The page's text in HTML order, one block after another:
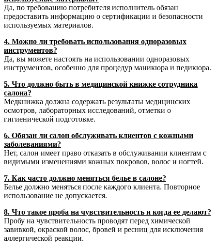
Да, по требованию потребителя исполнитель обязан
предоставить информацию о сертификации и безопасности
используемых материалов.
4. Можно ли требовать использования одноразовых
инструментов?
Да, вы можете настоять на использовании одноразовых
инструментов, особенно для процедур маникюра и педикюра.
5. Что должно быть в медицинской книжке сотрудника
салона?
Медкнижка должна содержать результаты медицинских
осмотров, лабораторных исследований, отметки о
гигиенической подготовке.
6. Обязан ли салон обслуживать клиентов с кожными
заболеваниями?
Нет, салон имеет право отказать в обслуживании клиентам с
видимыми изменениями кожных покровов, волос и ногтей.
7. Как часто должно меняться белье в салоне?
Белье должно меняться после каждого клиента. Повторное
использование не допускается.
8. Что такое проба на чувствительность и когда ее делают?
Пробу на чувствительность проводят перед химической
завивкой, окраской волос, бровей и ресниц для исключения
аллергической реакции.